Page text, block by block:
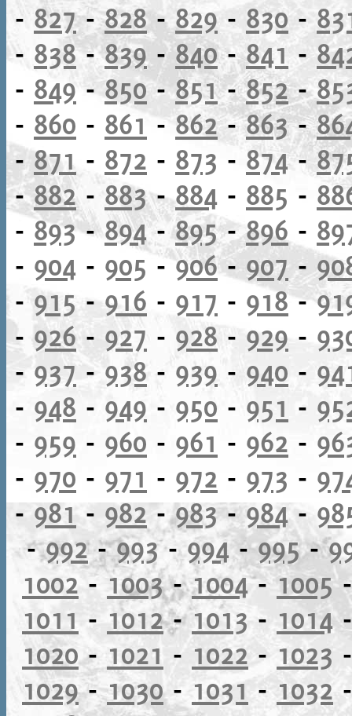
- 827-828- 829- 830 -
- 838-839-840-841-
- 849 -850-851-852-
- 860 - 861-862-863-
-871 - 872 - 873 - 874-
-882 -883-884 - 885 -
- 893-894-895-896 -
- 904 - 905 -906- 907-
-915 - 916 - 917 - 918-
-926- 927 - 928- 929 -
- 937-938 - 939 - 940 -
- 948 - 949 - 950 - 951 -
- 959 - 960 - 961 - 962 -
- 970 - 971 - 972 - 973 -
-981-982-983-984-
-992-993-994-995-
1002 -1003-1004-1005
1011 - 1012-1013- 1014
1020- 1021 - 1022 - 1023
1029-1030-1031 -1032